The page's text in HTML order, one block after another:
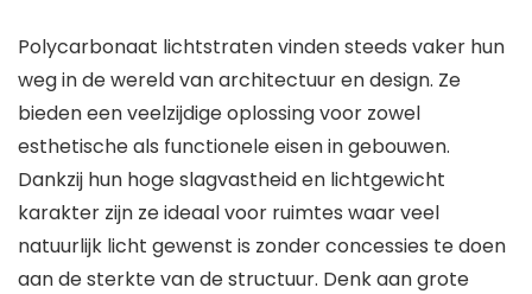
Polycarbonaat lichtstraten vinden steeds vaker hun
weg in de wereld van architectuur en design. Ze
bieden een veelzijdige oplossing voor zowel
esthetische als functionele eisen in gebouwen.
Dankzij hun hoge slagvastheid en lichtgewicht
karakter zijn ze ideaal voor ruimtes waar veel
natuurlijk licht gewenst is zonder concessies te doen
aan de sterkte van de structuur. Denk aan grote